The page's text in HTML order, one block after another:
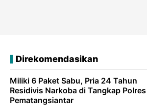
Direkomendasikan
Miliki 6 Paket Sabu, Pria 24 Tahun
Residivis Narkoba di Tangkap Polres
Pematangsiantar